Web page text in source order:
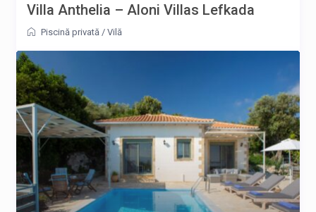
Villa Anthelia – Aloni Villas Lefkada
Piscină privată /Vilă